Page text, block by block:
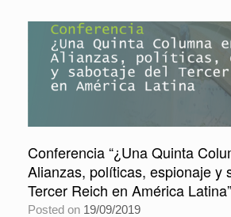
Conferencia “¿Una Quinta
Alianzas, políticas, espionaje y
Tercer Reich en América Latina”
Posted on 19/09/2019